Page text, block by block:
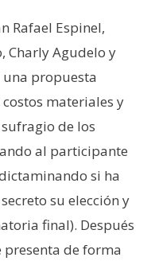
Rafael Espinel,
Charly Agudelo y
una propuesta
materiales y
de los
al participante
si ha
su elección y
final). Después
de forma